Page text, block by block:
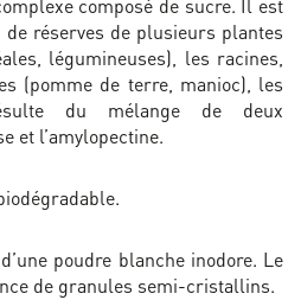
composé de sucre. Il est
réserves de plusieurs plantes
légumineuses), les racines,
(pomme de terre, manioc), les
du mélange de deux
et l’amylopectine.
poudre blanche inodore. Le
de granules semi-cristallins.